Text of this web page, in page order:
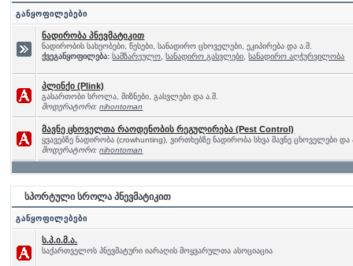
განყოფილებები
ნადირობა პნევმატიკით
ნადირობის სახეობები, წესები, სანადირო ცხოველები, ეკიპირება და ა.შ.
ქვეგანყოფილება: სამზარეულო სანადირო გასვლები სანადირო აღჭურვილობა
პლინქი (Plink)
გასართობი სროლა, მიზნები, გასვლები და ა.შ.
მოდერატორი:nihontoman
მავნე ცხოველთა რაოდენობის რეგულირება (Pest Control)
ყვავებზე ნადირობა (crowhunting), ვირთხებზე ნადირობა სხვა მავნე ცხოველები და
მოდერატორი:nihontoman
სპორტული სროლა პნევმატიკით
განყოფილებები
ს.პ.ი.მ.ა.
საქართველოს პნევმატური იარაღის მოყვარულთა ასოციაცია